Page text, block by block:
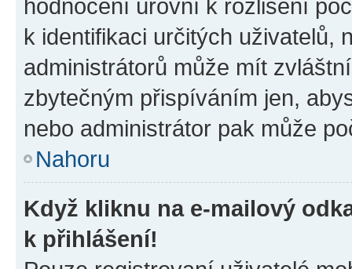
hodnocení úrovní k rozlišení
k identifikaci určitých uživatelů,
administrátorů může mít
zbytečným přispíváním jen,
nebo administrátor pak může
Nahoru
Když kliknu na e-mailový
k přihlášení!